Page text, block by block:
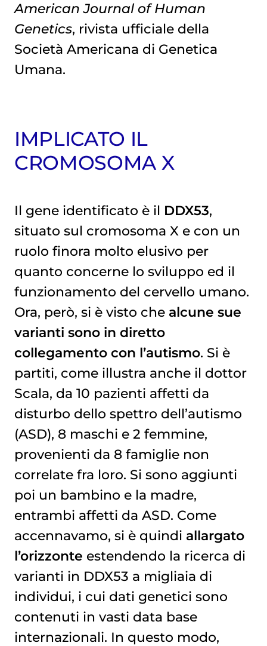
American Journal of Human
Genetics, rivista ufficiale della
Società Americana di Genetica
Umana.
IMPLICATO IL
CROMOSOMA X
Il gene identificato è il DDX53,
situato sul cromosoma X e con un
ruolo finora molto elusivo per
quanto concerne lo sviluppo ed il
funzionamento del cervello umano.
Ora, però, si è visto che alcune sue
varianti sono in diretto
collegamento con l’autismo. Si è
partiti, come illustra anche il dottor
Scala, da 10 pazienti affetti da
disturbo dello spettro dell’autismo
(ASD), 8 maschi e 2 femmine,
provenienti da 8 famiglie non
correlate fra loro. Si sono aggiunti
poi un bambino e la madre,
entrambi affetti da ASD. Come
accennavamo, si è quindi allargato
l’orizzonte estendendo la ricerca di
varianti in DDX53 a migliaia di
individui, i cui dati genetici sono
contenuti in vasti data base
internazionali. In questo modo,